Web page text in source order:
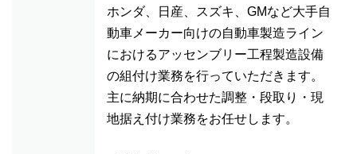
ホンダ、日産、スズキ、GMなど大手自
動車メーカー向けの自動車製造ライン
におけるアッセンブリー工程製造設備
の組付け業務を行っていただきます。
主に納期に合わせた調整・段取り・現
地据え付け業務をお任せします。